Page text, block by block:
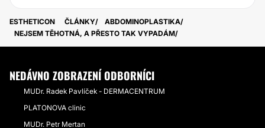
ESTHETICON ČLÁNKY
ABDOMINOPLASTIKA
NEJSEM TĚHOTNÁ, A PŘESTO TAK VYPADÁM
NEDÁVNO ZOBRAZENÍ ODBORNÍCI
MUDr. Radek Pavlíček - DERMACENTRUM
PLATONOVA clinic
MUDr. Petr Mertan